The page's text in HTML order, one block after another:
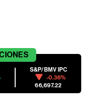
S&P/BMV IPC
-0.36%
66,697.22